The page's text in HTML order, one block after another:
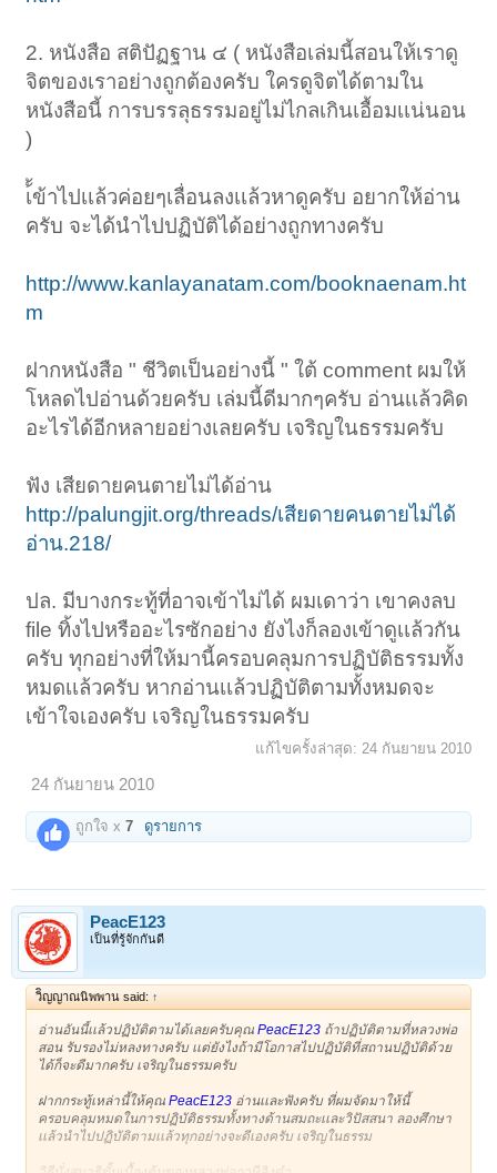
2. หนังสือ สติปัฏฐาน ๔ ( หนังสือเล่มนี้สอนให้เราดู
จิตของเราอย่างถูกต้องครับ ใครดูจิตได้ตามใน
หนังสือนี้ การบรรลุธรรมอยู่ไม่ไกลเกินเอื้อมเเน่นอน
)
เ้้ข้าไปเเล้วค่อยๆเลื่อนลงเเล้วหาดูครับ อยากให้อ่าน
ครับ จะได้นําไปปฏิบัติได้อย่างถูกทางครับ
http://www.kanlayanatam.com/booknaenam.ht
m
ฝากหนังสือ " ชีวิตเป็นอย่างนี้ " ใต้ comment ผมให้
โหลดไปอ่านด้วยครับ เล่มนี้ดีมากๆครับ อ่านเเล้วคิด
อะไรได้อีกหลายอย่างเลยครับ เจริญในธรรมครับ
ฟัง เสียดายคนตายไม่ได้อ่าน
http://palungjit.org/threads/เสียดายคนตายไม่ได้
อ่าน.218/
ปล. มีบางกระทู้ที่อาจเข้าไม่ได้ ผมเดาว่า เขาคงลบ
file ทิ้งไปหรืออะไรซักอย่าง ยังไงก็ลองเข้าดูเเล้วกัน
ครับ ทุกอย่างที่ให้มานี้ครอบคลุมการปฏิบัติธรรมทั้ง
หมดเเล้วครับ หากอ่านเเล้วปฏิบัติตามทั้งหมดจะ
เข้าใจเองครับ เจริญในธรรมครับ
แก้ไขครั้งล่าสุด: 24 กันยายน 2010
24 กันยายน 2010
ถูกใจ x7 ดูรายการ
PeacE123
เป็นที่รู้จักกันดี
วิิญญาณนิพพาน said: ↑
อ่านอันนี้เเล้วปฏิบัติตามได้เลยครับคุณPeacE123 ถ้าปฏิบัติตามที่หลวงพ่อ
สอน รับรองไม่หลงทางครับ เเต่ยังไงถ้ามีโอกาสไปปฏิบัติที่สถานปฏิบัติด้วย
ได้ก็จะดีมากครับ เจริญในธรรมครับ
ฝากกระทู้เหล่านี้ให้คุณPeacE123 อ่านเเละฟังครับ ที่ผมจัดมาให้นี้
ครอบคลุมหมดในการปฏิบัติธรรมทั้งทางด้านสมถะเเละวิปัสสนา ลองศึกษา
เเล้วนําไปปฏิบัติตามเเล้วทุกอย่างจะดีเองครับ เจริญในธรรม